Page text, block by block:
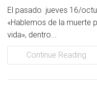
El pasado jueves 16/
«Hablemos de la muerte
vida», dentro...
Continue Reading